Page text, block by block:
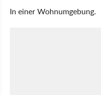
In einer Wohnumgebung.